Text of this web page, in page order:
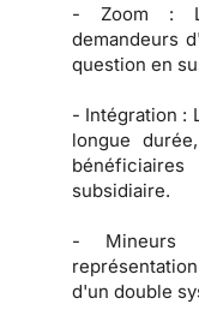
-Zoom :
demandeurs
question en
- Intégration :
longue
subsidiaire.
- Mineurs
d'un double